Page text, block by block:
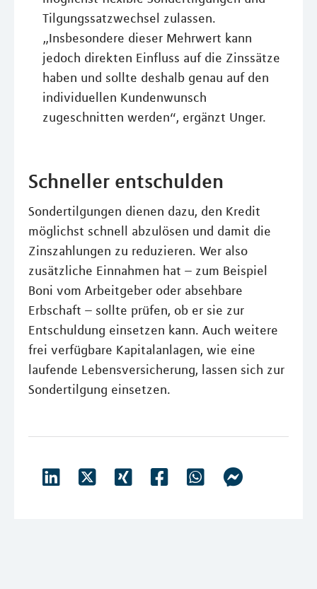
Tilgungssatzwechsel zulassen.
„Insbesondere dieser Mehrwert kann
jedoch direkten Einfluss auf die Zinssätze
haben und sollte deshalb genau auf den
individuellen Kundenwunsch
zugeschnitten werden“, ergänzt Unger.
Schneller entschulden
Sondertilgungen dienen dazu, den Kredit
möglichst schnell abzulösen und damit die
Zinszahlungen zu reduzieren. Wer also
zusätzliche Einnahmen hat – zum Beispiel
Boni vom Arbeitgeber oder absehbare
Erbschaft – sollte prüfen, ob er sie zur
Entschuldung einsetzen kann. Auch weitere
frei verfügbare Kapitalanlagen, wie eine
laufende Lebensversicherung, lassen sich zur
Sondertilgung einsetzen.